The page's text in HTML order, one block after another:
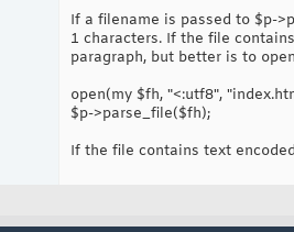
If a filename is passed to $p-
1 characters. If the file
paragraph, but better is to
open(my $fh, "<:utf8",
$p->parse_file($fh);
If the file contains text